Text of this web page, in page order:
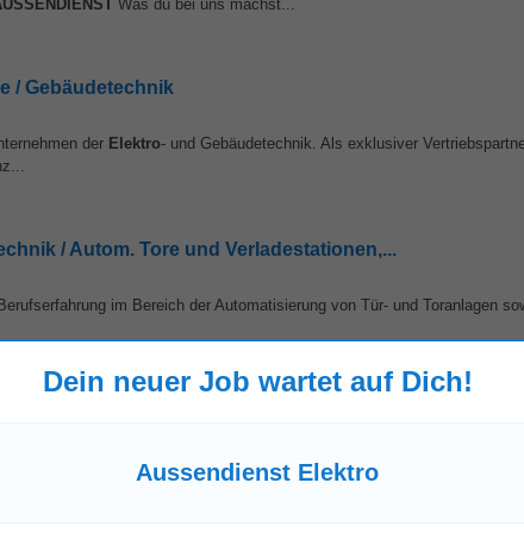
Was du bei uns machst...
/ Gebäudetechnik
der Elektro- und Gebäudetechnik. Als exklusiver
/ Autom. Tore und Verladestationen,...
im Bereich der Automatisierung von Tür- und Toranlagen
Arbeiten im AußendienstQualifikationen • Abgeschlossene
und Zuverlässigkeit...
Dein neuer Job wartet auf Dich!
Aussendienst Elektro